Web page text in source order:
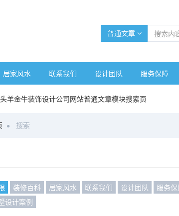
普通文章
居家风水 联系我们 设计团队 服务保障
羊金牛装饰设计公司网站普通文章模块搜索页
搜索
装修百科 居家风水 联系我们 设计团队 服务
设计案例